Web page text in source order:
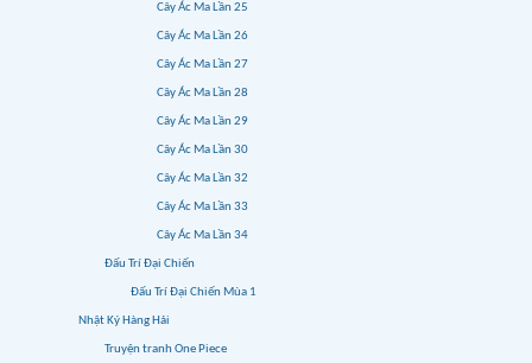
Cây Ác Ma Lần 25
Cây Ác Ma Lần 26
Cây Ác Ma Lần 27
Cây Ác Ma Lần 28
Cây Ác Ma Lần 29
Cây Ác Ma Lần 30
Cây Ác Ma Lần 32
Cây Ác Ma Lần 33
Cây Ác Ma Lần 34
Đấu Trí Đại Chiến
Đấu Trí Đại Chiến Mùa 1
Nhật Ký Hàng Hải
Truyện tranh One Piece